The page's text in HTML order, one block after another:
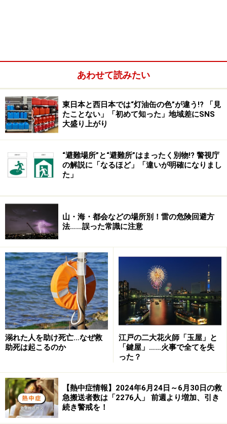
緊急地震速報は、本当に意味があるのか？
誤報を繰り返したとしても？
緊急地震速報の「誤報」というと、2016年8月の東京湾
でM9、最大震度7の地震発生という大誤報がありまし
を妨げるものにならないか心配されます。
気象庁では2011年3月以降、同一時刻に発生する地震が
数多く観測されたことにより、速報に使用するデータを
増やすなど、計測システムの変更を行い、その精度を高
めてきたところでした。
しかしそれでも限界があるのは現実です。
あわせて読みたい
東日本と西日本では“灯油缶の色”が違う!? 「見
たことない」「初めて知った」地域差にSNS
大盛り上がり
“避難場所”と“避難所”はまったく別物!? 警視庁
の解説に「なるほど」「違いが明確になりまし
た」
山・海・都会などの場所別！雷の危険回避方
法……誤った常識に注意
溺れた人を助け死亡…なぜ救
助死は起こるのか
江戸の二大花火師「玉屋」と
「鍵屋」……火事で全てを失
った？
【熱中症情報】2024年6月24日～6月30日の救
急搬送者数は「2276人」 前週より増加、引き
続き警戒を！